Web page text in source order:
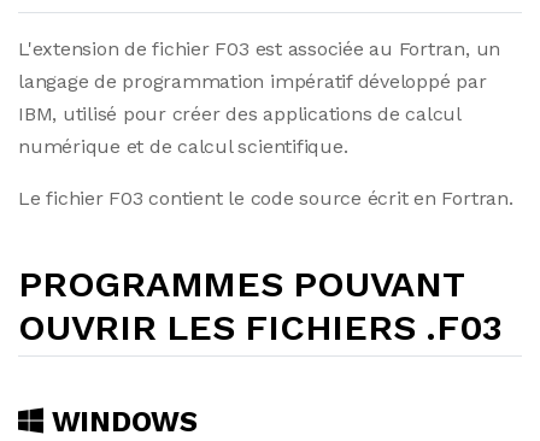
L'extension de fichier F03 est associée au Fortran, un
langage de programmation impératif développé par
IBM, utilisé pour créer des applications de calcul
numérique et de calcul scientifique.
Le fichier F03 contient le code source écrit en Fortran.
PROGRAMMES POUVANT
OUVRIR LES FICHIERS .F03
WINDOWS